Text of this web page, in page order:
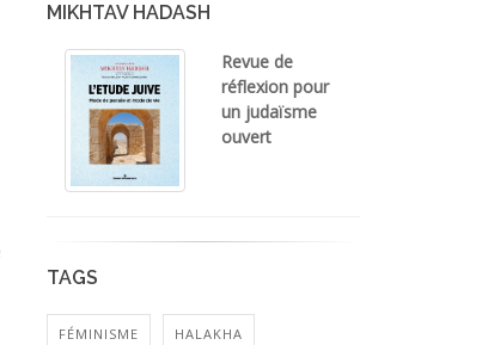
MIKHTAV HADASH
Revue de
réflexion pour
un judaïsme
ouvert
TAGS
FÉMINISME HALAKHA